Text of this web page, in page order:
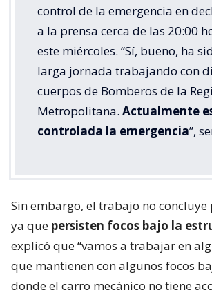
control de la emergencia en
a la prensa cerca de las 20:00
este miércoles. “Sí, bueno, ha
larga jornada trabajando con
cuerpos de Bomberos de la
Metropolitana. Actualmente
controlada la emergencia”,
Sin embargo, el trabajo no
ya que persisten focos bajo la
explicó que “vamos a trabajar en
que mantienen con algunos focos
donde el carro mecánico no tiene